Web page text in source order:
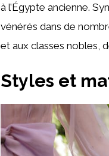
à l’Égypte ancienne.
vénérés dans de
et aux classes nobles,
Styles et